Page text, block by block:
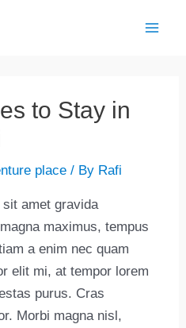
to Stay in
place / By Rafi
amet gravida
maximus, tempus
a enim nec quam
elit mi, at tempor lorem
purus. Cras
Morbi magna nisl,